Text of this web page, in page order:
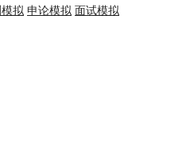
拟 申论模拟 面试模拟